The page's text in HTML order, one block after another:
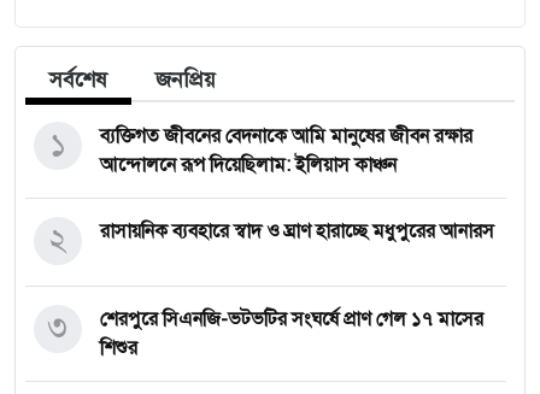
সর্বশেষ জনপ্রিয়
ব্যক্তিগত জীবনের বেদনাকে আমি মানুষের জীবন রক্ষার
আন্দোলনে রূপ দিয়েছিলাম: ইলিয়াস কাঞ্চন
১
রাসায়নিক ব্যবহারে স্বাদ ও ঘ্রাণ হারাচ্ছে মধুপুরের আনারস
২
শেরপুরে সিএনজি-ভটভটির সংঘর্ষে প্রাণ গেল ১৭ মাসের
শিশুর
৩